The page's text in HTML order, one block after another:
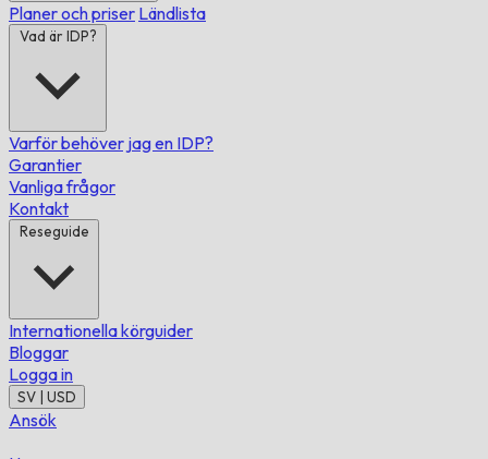
Planer och priser Ländlista
Vad är IDP?
Varför behöver jag en IDP?
Garantier
Vanliga frågor
Kontakt
Reseguide
Internationella körguider
Bloggar
Logga in
SV | USD
Ansök